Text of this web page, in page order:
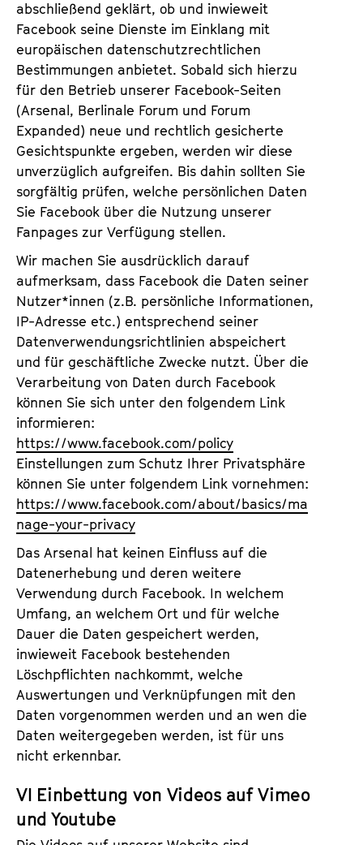
abschließend geklärt, ob und inwieweit
Facebook seine Dienste im Einklang mit
europäischen datenschutzrechtlichen
Bestimmungen anbietet. Sobald sich hierzu
für den Betrieb unserer Facebook-Seiten
(Arsenal, Berlinale Forum und Forum
Expanded) neue und rechtlich gesicherte
Gesichtspunkte ergeben, werden wir diese
unverzüglich aufgreifen. Bis dahin sollten Sie
sorgfältig prüfen, welche persönlichen Daten
Sie Facebook über die Nutzung unserer
Fanpages zur Verfügung stellen.
Wir machen Sie ausdrücklich darauf
aufmerksam, dass Facebook die Daten seiner
Nutzer*innen (z.B. persönliche Informationen,
IP-Adresse etc.) entsprechend seiner
Datenverwendungsrichtlinien abspeichert
und für geschäftliche Zwecke nutzt. Über die
Verarbeitung von Daten durch Facebook
können Sie sich unter den folgendem Link
informieren:
https://www.facebook.com/policy
Einstellungen zum Schutz Ihrer Privatsphäre
können Sie unter folgendem Link vornehmen:
https://www.facebook.com/about/basics/ma
nage-your-privacy
Das Arsenal hat keinen Einfluss auf die
Datenerhebung und deren weitere
Verwendung durch Facebook. In welchem
Umfang, an welchem Ort und für welche
Dauer die Daten gespeichert werden,
inwieweit Facebook bestehenden
Löschpflichten nachkommt, welche
Auswertungen und Verknüpfungen mit den
Daten vorgenommen werden und an wen die
Daten weitergegeben werden, ist für uns
nicht erkennbar.
VI Einbettung von Videos auf Vimeo
und Youtube